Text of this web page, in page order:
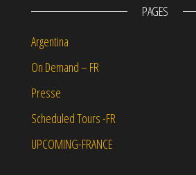
PAGES
Argentina
On Demand – FR
Presse
Scheduled Tours -FR
UPCOMING-FRANCE